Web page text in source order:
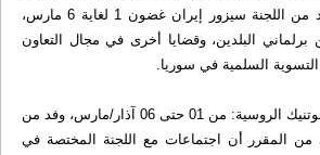
فيكتور أوزيروف، بأن وفد من اللجنة سيزور إيران غضون 1 لغاية 6 مارس،
البلدين، وقضايا أخرى في مجال التعاون
السلمیة في سوریا.
وقال أوزيروف لوكالة سبوتنيك الروسية: من 01 حتى 06 آذار/مارس، وفد من
من المقرر أن اجتماعات مع اللجنة المختصة في